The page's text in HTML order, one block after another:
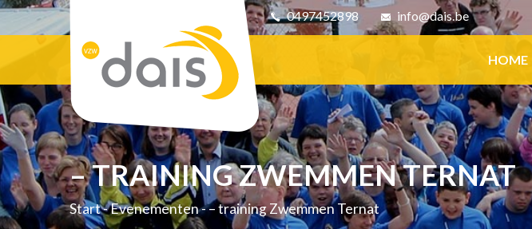
0497452898 info@dais.be
HOME
– TRAINING ZWEMMEN TERNAT
Start-Evenementen-– training Zwemmen Ternat